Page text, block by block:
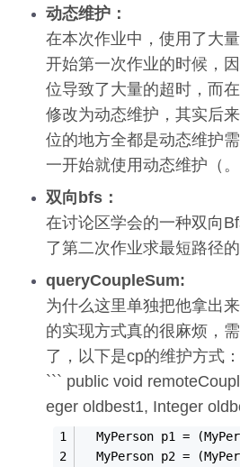
动态维护：
在本次作业中，使用了大
开始第一次作业的时候，
位导致了大量的超时，而
修改为动态维护，其实后
位的地方全都是动态维护
一开始就使用动态维护（。
双向bfs：
在讨论区学会的一种双向
了第二次作业求最短路径的
queryCoupleSum:
为什么这里单独把他拿出
的实现方式真的很麻烦，
了，以下是cp的维护方式：
``` public void
eger oldbest1, Integer
MyPerson p1 =
MyPerson p2 =